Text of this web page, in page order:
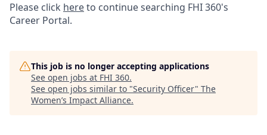
Please click hereto continue searching FHI 360's
Career Portal.
This job is no longer accepting applications
See open jobs at FHI 360.
See open jobs similar to "Security Officer" The
Women’s Impact Alliance.